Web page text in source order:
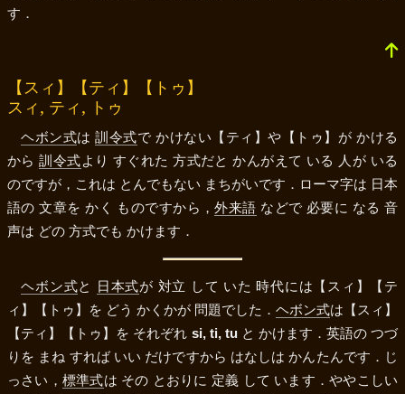
す．
【スィ】 【ティ】
【トゥ】
スィ , ティ , トゥ
ヘボン式は訓令式で かけない 【ティ】や 【トゥ】 が かける
から訓令式より すぐれた 方式だと かんがえて いる 人が いる
のですが，これは とんでもない まちがいです．ローマ字は 日本
語の 文章を かく ものですから，外来語 などで 必要に なる 音
声は どの 方式でも かけます．
ヘボン式と 日本式が 対立 して いた 時代には 【スィ】
【テ
ィ】
【トゥ】 を どう かくかが 問題でした． ヘボン式は 【スィ】
【ティ】
【トゥ】 を それぞれ si, ti, tuと かけます．英語の つづ
りを まね すれば いい だけですから はなしは かんたんです．じ
っさい， 標準式は その とおりに 定義 して います．ややこしい